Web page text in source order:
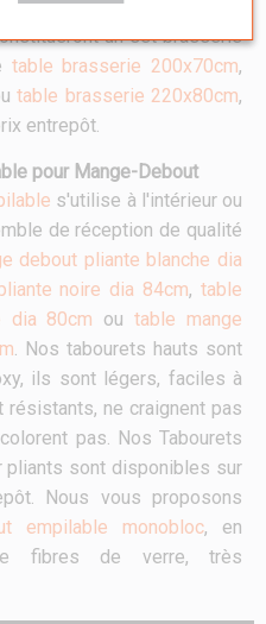
200x24cm
un set brasserie
table brasserie 200x70cm,
table brasserie 220x80cm,
entrepôt.
pour Mange-Debout
s'utilise à l'intérieur ou
de réception de qualité
debout pliante blanche dia
noire dia 84cm, table
dia 80cm outable mange
. Nos tabourets hauts sont
ils sont légers, faciles à
ne craignent pas
pas. Nos Tabourets
pliants sont disponibles sur
Nous vous proposons
empilable monobloc, en
fibres de verre, très